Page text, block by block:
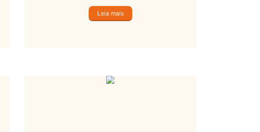
partida para o estudo dos fundamentos da
Astronomia.
Leia mais